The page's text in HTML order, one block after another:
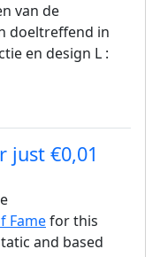
van de
doeltreffend in
en design L :
just €0,01
Famefor this
and based